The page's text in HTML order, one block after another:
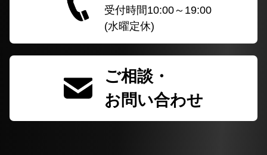
受付時間10:00～19:00
(水曜定休)
ご相談・
お問い合わせ